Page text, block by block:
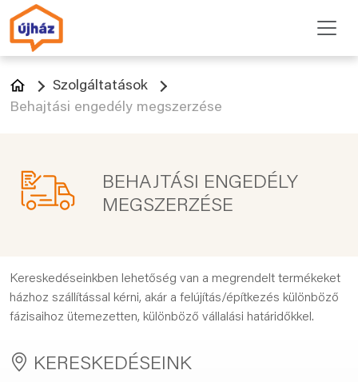
Szolgáltatások
Behajtási engedély megszerzése
BEHAJTÁSI ENGEDÉLY
MEGSZERZÉSE
Kereskedéseinkben lehetőség van a megrendelt termékeket
házhoz szállítással kérni, akár a felújítás/építkezés különböző
fázisaihoz ütemezetten, különböző vállalási határidőkkel.
KERESKEDÉSEINK